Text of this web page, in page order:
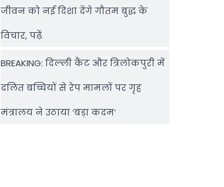
जीवन को नई दिशा देंगे गौतम बुद्ध के
विचार, पढ़ें
BREAKING: दिल्‍ली कैंट और त्रिलोकपुरी में
दलित बच्चियों से रेप मामलों पर गृह
मंत्रालय ने उठाया ‘बड़ा कदम’